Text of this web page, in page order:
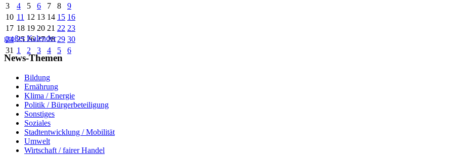
3
4 5 6 7 8
9
10 11 12 13 14 15 16
17 18 19 20 21 22 23
24 25 26 27 28 29 30
31 1 2 3 4 5 6
großer Kalender
News-Themen
Bildung
Ernährung
Klima / Energie
Politik / Bürgerbeteiligung
Sonstiges
Soziales
Stadtentwicklung / Mobilität
Umwelt
Wirtschaft / fairer Handel